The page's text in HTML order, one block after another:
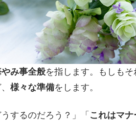
み事全般を指します。もしもそ
様々な準備をします。
するのだろう？」「 これはマナ